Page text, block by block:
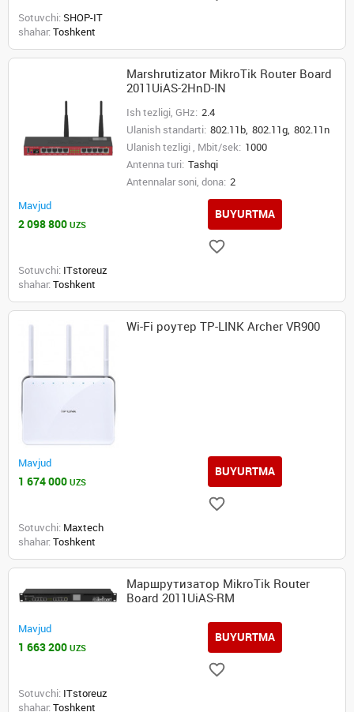
Sotuvchi: SHOP-IT
shahar: Toshkent
Marshrutizator MikroTik Router Board
2011UiAS-2HnD-IN
Ish tezligi, GHz: 2.4
Ulanish standarti: 802.11b, 802.11g, 802.11n
Ulanish tezligi , Mbit/sek: 1000
Antenna turi: Tashqi
Antennalar soni, dona: 2
Mavjud
2 098 800 UZS
BUYURTMA
Sotuvchi: ITstoreuz
shahar: Toshkent
Wi-Fi роутер TP-LINK Archer VR900
Mavjud
1 674 000 UZS
BUYURTMA
Sotuvchi: Maxtech
shahar: Toshkent
Маршрутизатор MikroTik Router
Board 2011UiAS-RM
Mavjud
1 663 200 UZS
BUYURTMA
Sotuvchi: ITstoreuz
shahar: Toshkent